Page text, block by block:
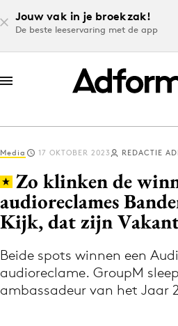
Jouw vak in je broekzak!
De beste leeservaring met de app
Log in
Download de
Volg het laatste nieuws
Nieuws
Media 17 OKTOBER 2023 REDACTIE
Zo klinken de
audioreclames
Kijk, dat zijn
Beide spots winnen een
audioreclame. GroupM
ambassadeur van het Jaar